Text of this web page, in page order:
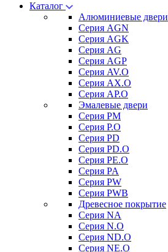
Каталог
Алюминиевые двери
Серия AGN
Серия AGK
Серия AG
Серия AGP
Серия AV.O
Серия AX.O
Серия AP.O
Эмалевые двери
Серия PM
Серия P.O
Серия PD
Серия PD.O
Серия PE.O
Серия PA
Серия PW
Серия PWB
Древесное покрытие
Серия NA
Серия N.O
Серия ND.O
Серия NE.O